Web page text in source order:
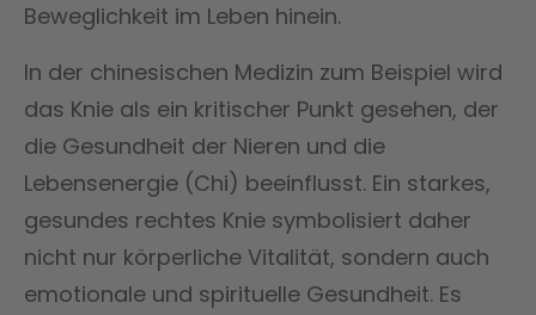
Beweglichkeit im Leben hinein.
In der chinesischen Medizin zum Beispiel wird
das Knie als ein kritischer Punkt gesehen, der
die Gesundheit der Nieren und die
Lebensenergie (Chi) beeinflusst. Ein starkes,
gesundes rechtes Knie symbolisiert daher
nicht nur körperliche Vitalität, sondern auch
emotionale und spirituelle Gesundheit. Es